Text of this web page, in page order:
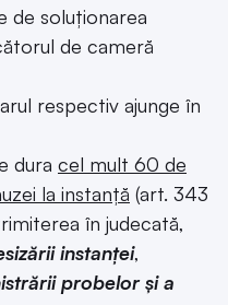
de soluționarea
de cameră
respectiv ajunge în
dura cel mult 60 de
la instanță (art. 343
în judecată,
instanței,
probelor și a